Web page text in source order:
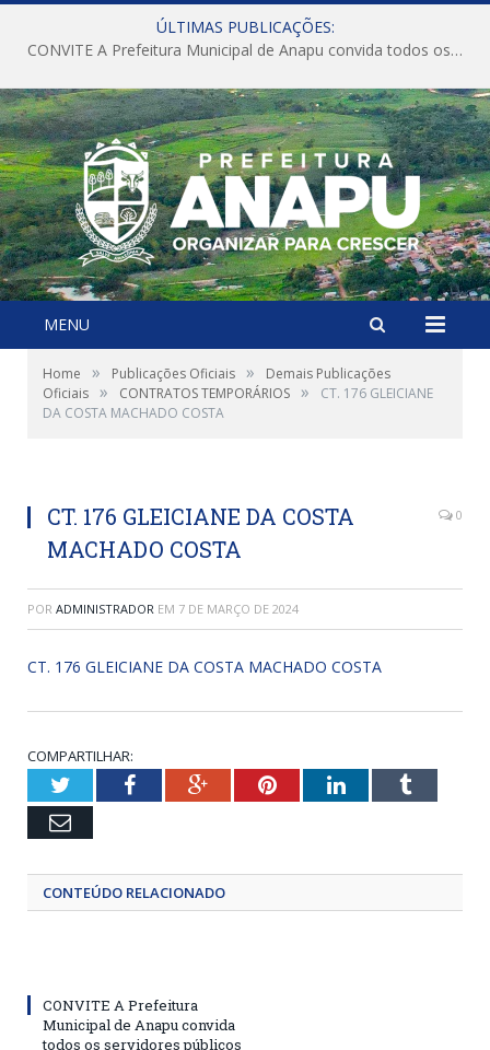
ÚLTIMAS PUBLICAÇÕES:
CONVITE A Prefeitura Municipal de Anapu convida todos os servidores públicos municipais para participarem da Audiência Pública de discussão da Lei de Diretrizes Orçamentárias (LDO), importante instrumento de planejamento das ações e investimentos da Administração Pública para o próximo exercício financeiro.
MENU
Home » Publicações Oficiais »
Demais Publicações
Oficiais » CONTRATOS TEMPORÁRIOS »
CT. 176 GLEICIANE
DA COSTA MACHADO COSTA
CT. 176 GLEICIANE DA COSTA
MACHADO COSTA
0
POR ADMINISTRADOR EM 7 DE MARÇO DE 2024
CT. 176 GLEICIANE DA COSTA MACHADO COSTA
COMPARTILHAR:
TwitterFacebookGoogle+PinterestLinkedInTumblr
Email
CONTEÚDO RELACIONADO
CONVITE A Prefeitura
Municipal de Anapu convida
todos os servidores públicos